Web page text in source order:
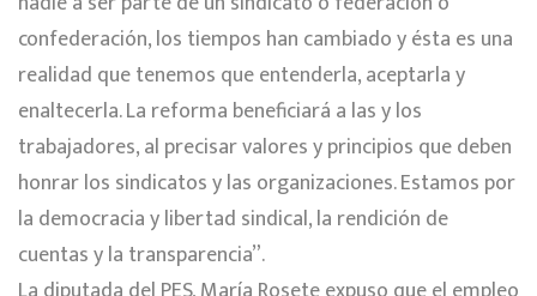
confederación, los tiempos han cambiado y ésta es una
realidad que tenemos que entenderla, aceptarla y
enaltecerla. La reforma beneficiará a las y los
trabajadores, al precisar valores y principios que deben
honrar los sindicatos y las organizaciones. Estamos por
la democracia y libertad sindical, la rendición de
cuentas y la transparencia”.